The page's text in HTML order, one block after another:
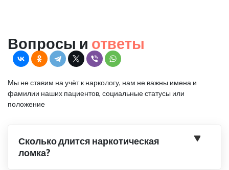
Вопросы и ответы
Мы не ставим на учёт к наркологу, нам не важны имена и
фамилии наших пациентов, социальные статусы или
положение
Сколько длится наркотическая
ломка?